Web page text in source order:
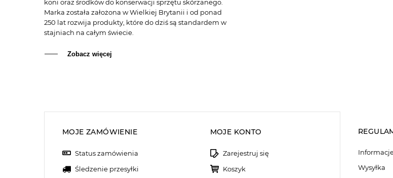
koni oraz środków do konserwacji sprzętu skórzanego.
Marka została założona w Wielkiej Brytanii i od ponad
250 lat rozwija produkty, które do dziś są standardem w
stajniach na całym świecie.
Zobacz więcej
MOJE ZAMÓWIENIE
Status zamówienia
Śledzenie przesyłki
MOJE KONTO
Zarejestruj się
Koszyk
Wysyłka